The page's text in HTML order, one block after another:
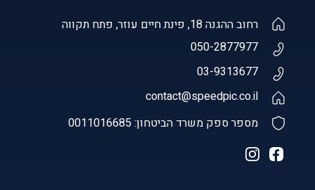
רחוב ההגנה 18, פינת חיים עוזר, פתח תקווה
050-2877977
03-9313677
contact@speedpic.co.il
מספר ספק משרד הביטחון: 0011016685